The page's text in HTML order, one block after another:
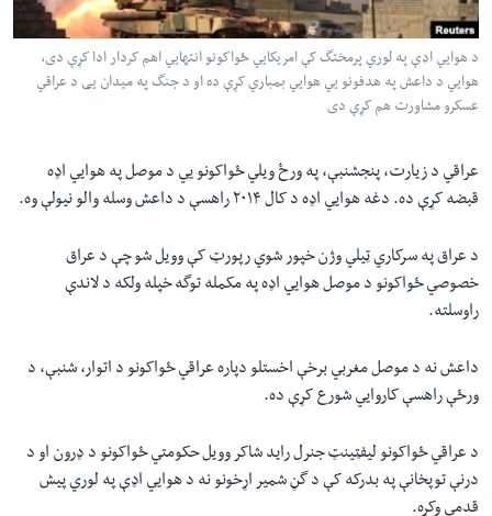
دلته
مخکې
مرکزي
واوړئ
اداریه
Learning English
د هوايي اډې په لوري پرمختگ کې امریکايي ځواکونو انتهايي اهم کردار ادا کړې دی،
هوايي د داعش په هدفونو يي هوايي بمباري کړې ده او د جنگ په میدان يی د عراقي
عسکرو مشاورت هم کړې دی
عراقي د زیارت، پنجشنبې، په ورځ ویلي ځواکونو يي د موصل په هوايي اډه
قبضه کړې ده. دغه هوايي اډه د کال ٢٠١۴ راهسې د داعش وسله والو نیولې وه.
د عراق په سرکاري ټیلي وژن خپور شوي رپورټ کې وویل شو چې د عراق
خصوصي ځواکونو د موصل هوايي اډه په مکمله توگه خپله ولکه د لاندې
راوسلته.
داعش نه د موصل مغربي برخې اخستلو دپاره عراقي ځواکونو د اتوار، شنبې، د
ورځې راهسې کاروايي شورع کړې ده.
د عراقي ځواکونو لیفټینټ جنرل راید شاکر وویل حکومتي ځواکونو د ډرون او د
درنې توپخانې په بدرکه کې د گڼ شمیر اړخونو نه د هوایي اډې په لوري پیش
قدمي وکړه.